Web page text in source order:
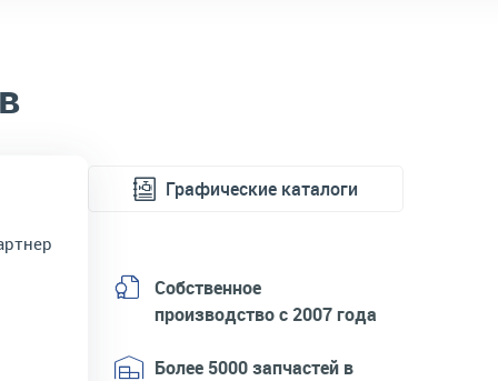
Графические каталоги
Собственное
производство с 2007 года
Более 5000 запчастей в